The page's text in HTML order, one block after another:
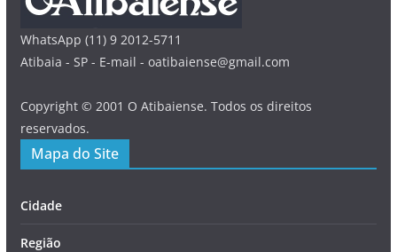
WhatsApp (11) 9 2012-5711
Atibaia - SP - E-mail - oatibaiense@gmail.com
Copyright © 2001 O Atibaiense. Todos os direitos
reservados.
Mapa do Site
Cidade
Região